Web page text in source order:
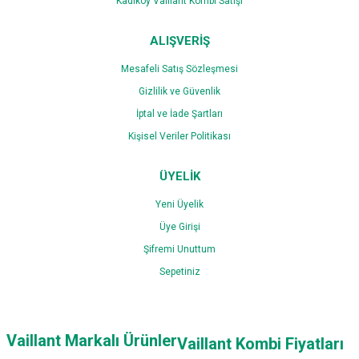
ALIŞVERİŞ
Mesafeli Satış Sözleşmesi
Gizlilik ve Güvenlik
İptal ve İade Şartları
Kişisel Veriler Politikası
ÜYELİK
Yeni Üyelik
Üye Girişi
Şifremi Unuttum
Sepetiniz
Vaillant Markalı ÜrünlerVaillant Kombi Fiyatları